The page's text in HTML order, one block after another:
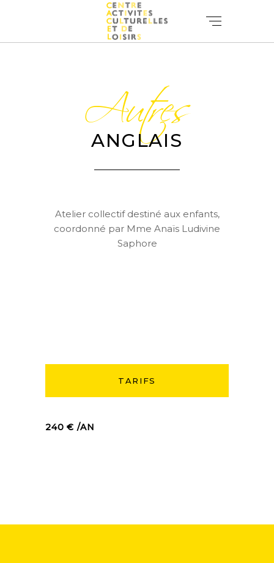
Autres
ANGLAIS
Atelier collectif destiné aux enfants,
coordonné par Mme Anaïs Ludivine
Saphore
TARIFS
240 € /AN